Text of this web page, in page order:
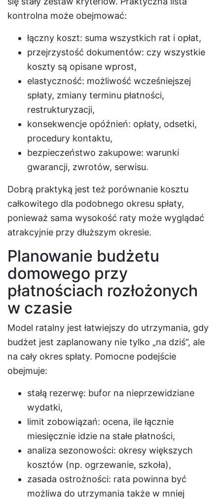
kontrolna może obejmować:
łączny koszt: suma wszystkich rat i opłat,
przejrzystość dokumentów: czy wszystkie
koszty są opisane wprost,
elastyczność: możliwość wcześniejszej
spłaty, zmiany terminu płatności,
restrukturyzacji,
konsekwencje opóźnień: opłaty, odsetki,
procedury kontaktu,
bezpieczeństwo zakupowe: warunki
gwarancji, zwrotów, serwisu.
Dobrą praktyką jest też porównanie kosztu
całkowitego dla podobnego okresu spłaty,
ponieważ sama wysokość raty może wyglądać
atrakcyjnie przy dłuższym okresie.
Planowanie budżetu
domowego przy
płatnościach rozłożonych
w czasie
Model ratalny jest łatwiejszy do utrzymania, gdy
budżet jest zaplanowany nie tylko „na dziś”, ale
na cały okres spłaty. Pomocne podejście
obejmuje:
stałą rezerwę: bufor na nieprzewidziane
wydatki,
limit zobowiązań: ocena, ile łącznie
miesięcznie idzie na stałe płatności,
analiza sezonowości: okresy większych
kosztów (np. ogrzewanie, szkoła),
zasada ostrożności: rata powinna być
możliwa do utrzymania także w mniej